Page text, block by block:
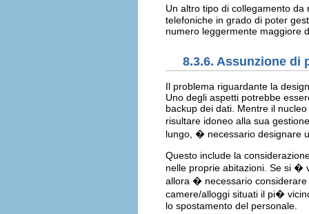
Un altro tipo di collegamento
telefoniche in grado di poter
numero leggermente maggiore
8.3.6. Assunzione di
Il problema riguardante la
Uno degli aspetti potrebbe
backup dei dati. Mentre il
risultare idoneo alla sua
lungo, � necessario designare
Questo include la
nelle proprie abitazioni. Se si �
allora � necessario considerare
camere/alloggi situati il pi�
lo spostamento del personale.